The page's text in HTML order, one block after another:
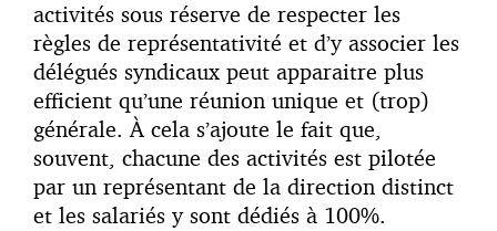
activités sous réserve de respecter les
règles de représentativité et d’y associer les
délégués syndicaux peut apparaitre plus
efficient qu’une réunion unique et (trop)
générale. À cela s’ajoute le fait que,
souvent, chacune des activités est pilotée
par un représentant de la direction distinct
et les salariés y sont dédiés à 100%.